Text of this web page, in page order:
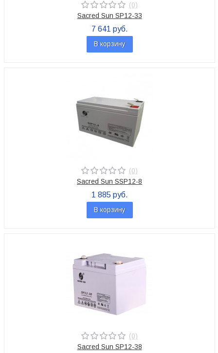
(0)
Sacred Sun SP12-33
7 641 руб.
В корзину
(0)
Sacred Sun SSP12-8
1 885 руб.
В корзину
(0)
Sacred Sun SP12-38